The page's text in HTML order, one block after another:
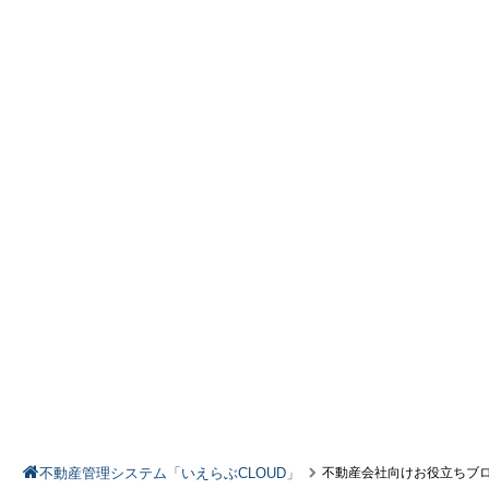
不動産管理システム「いえらぶCLOUD」 不動産会社向けお役立ちブ